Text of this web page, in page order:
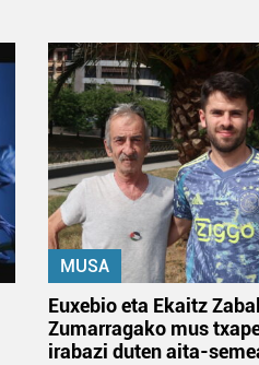
MUSA
Euxebio eta Ekaitz
Zumarragako mus
irabazi duten aita-